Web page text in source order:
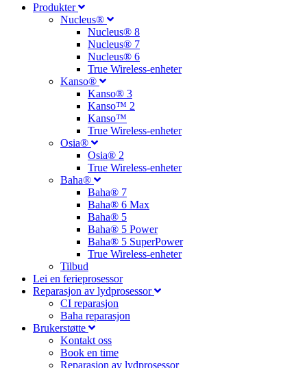
Produkter
Nucleus®
Nucleus® 8
Nucleus® 7
Nucleus® 6
True Wireless-enheter
Kanso®
Kanso® 3
Kanso™ 2
Kanso™
True Wireless-enheter
Osia®
Osia® 2
True Wireless-enheter
Baha®
Baha® 7
Baha® 6 Max
Baha® 5
Baha® 5 Power
Baha® 5 SuperPower
True Wireless-enheter
Tilbud
Lei en ferieprosessor
Reparasjon av lydprosessor
CI reparasjon
Baha reparasjon
Brukerstøtte
Kontakt oss
Book en time
Reparasjon av lydprosessor